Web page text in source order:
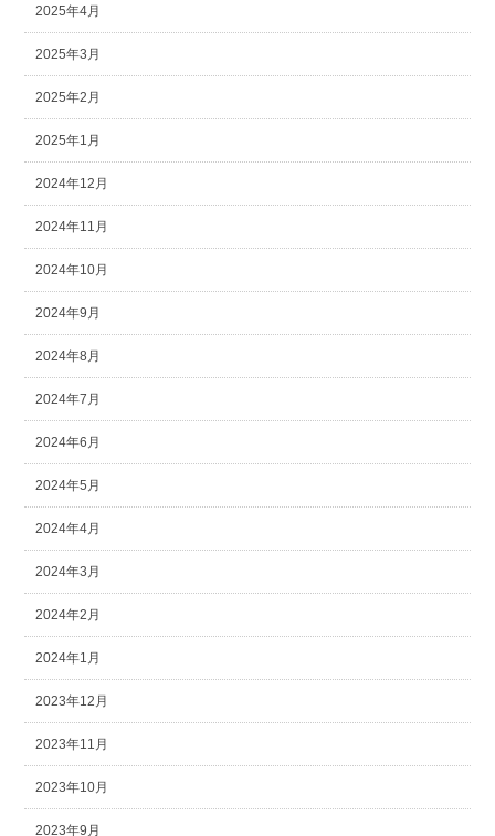
2025年4月
2025年3月
2025年2月
2025年1月
2024年12月
2024年11月
2024年10月
2024年9月
2024年8月
2024年7月
2024年6月
2024年5月
2024年4月
2024年3月
2024年2月
2024年1月
2023年12月
2023年11月
2023年10月
2023年9月